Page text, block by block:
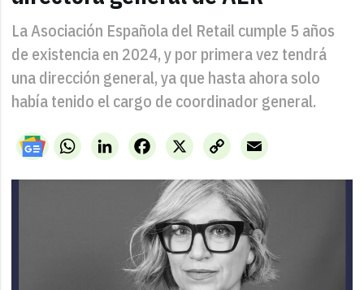
La Asociación Española del Retail cumple 5 años
de existencia en 2024, y por primera vez tendrá
una dirección general, ya que hasta ahora solo
había tenido el cargo de coordinador general.
WhatsAppLinkedIn X
Facebook
Copy
Link
Email